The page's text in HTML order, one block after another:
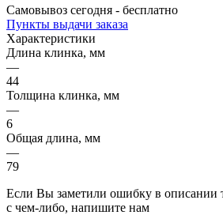
Самовывоз сегодня - бесплатно
Пункты выдачи заказа
Характеристики
Длина клинка, мм
—
44
Толщина клинка, мм
—
6
Общая длина, мм
—
79
Если Вы заметили ошибку в описании
с чем-либо, напишите нам